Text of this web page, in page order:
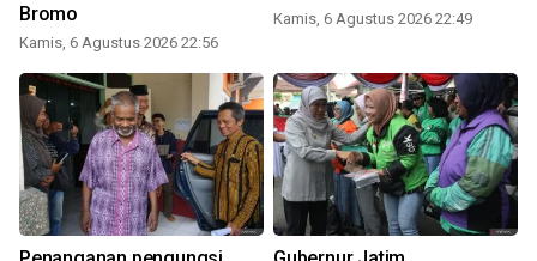
Bromo
Kamis, 6 Agustus 2026 22:56
Kamis, 6 Agustus 2026 22:49